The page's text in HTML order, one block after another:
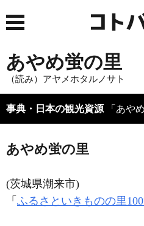
あやめ蛍の里
（読み）アヤメホタルノサト
事典・日本の観光資源 「あや
あやめ蛍の里
(茨城県潮来市)
「 ふるさといきものの里